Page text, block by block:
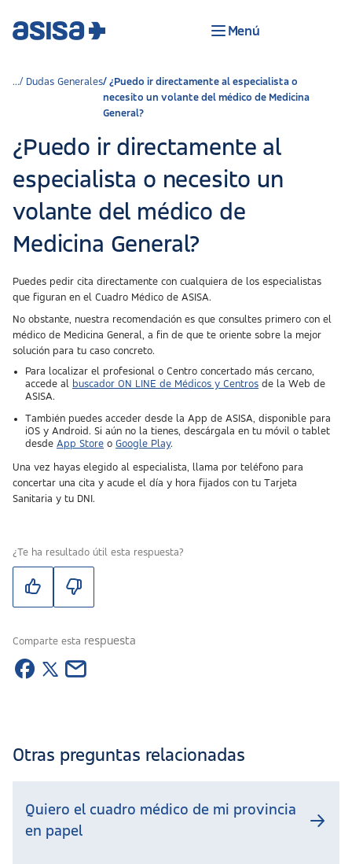
Menú
Dudas Generales ¿Puedo ir directamente al especialista o
necesito un volante del médico de Medicina
General?
¿Puedo ir directamente al
especialista o necesito un
volante del médico de
Medicina General?
Puedes pedir cita directamente con cualquiera de los especialistas
que figuran en el Cuadro Médico de ASISA.
No obstante, nuestra recomendación es que consultes primero con el
médico de Medicina General, a fin de que te oriente sobre la mejor
solución para tu caso concreto.
Para localizar el profesional o Centro concertado más cercano,
accede al buscador ON LINE de Médicos y Centros de la Web de
ASISA.
También puedes acceder desde la App de ASISA, disponible para
iOS y Android. Si aún no la tienes, descárgala en tu móvil o tablet
desde App Store o Google Play.
Una vez hayas elegido al especialista, llama por teléfono para
concertar una cita y acude el día y hora fijados con tu Tarjeta
Sanitaria y tu DNI.
¿Te ha resultado útil esta respuesta?
Comparte esta respuesta
Otras preguntas relacionadas
Quiero el cuadro médico de mi provincia
en papel